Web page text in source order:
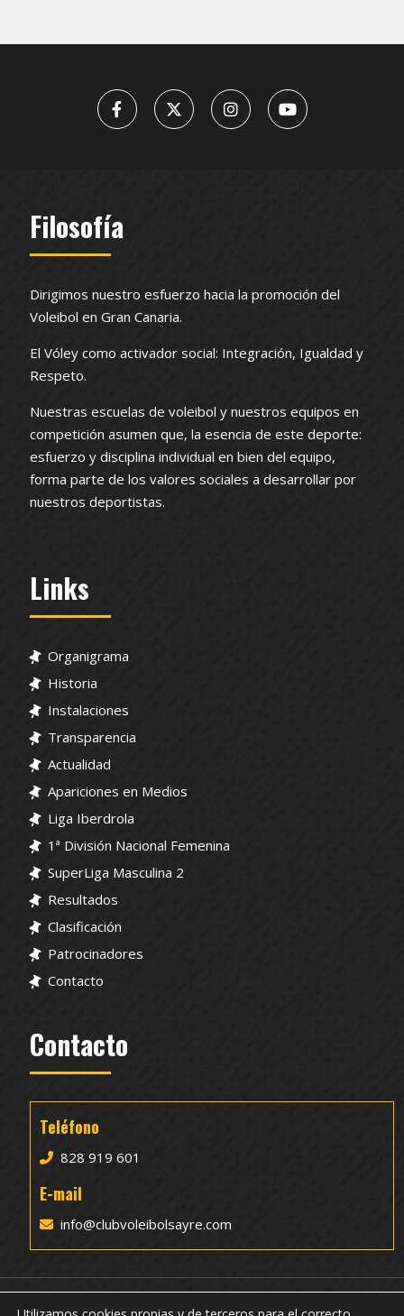
Filosofía
Dirigimos nuestro esfuerzo hacia la promoción del
Voleibol en Gran Canaria.
El Vóley como activador social: Integración, Igualdad y
Respeto.
Nuestras escuelas de voleibol y nuestros equipos en
competición asumen que, la esencia de este deporte:
esfuerzo y disciplina individual en bien del equipo,
forma parte de los valores sociales a desarrollar por
nuestros deportistas.
Links
Organigrama
Historia
Instalaciones
Transparencia
Actualidad
Apariciones en Medios
Liga Iberdrola
1ª División Nacional Femenina
SuperLiga Masculina 2
Resultados
Clasificación
Patrocinadores
Contacto
Contacto
Teléfono
828 919 601
E-mail
info@clubvoleibolsayre.com